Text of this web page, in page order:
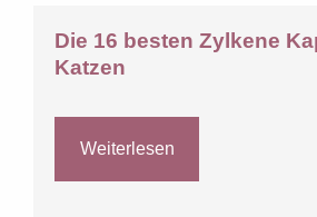
Die 16 besten Zylkene
Katzen
Weiterlesen